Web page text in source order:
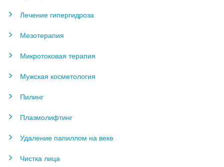
Лечение гипергидроза
Мезотерапия
Микротоковая терапия
Мужская косметология
Пилинг
Плазмолифтинг
Удаление папиллом на веке
Чистка лица